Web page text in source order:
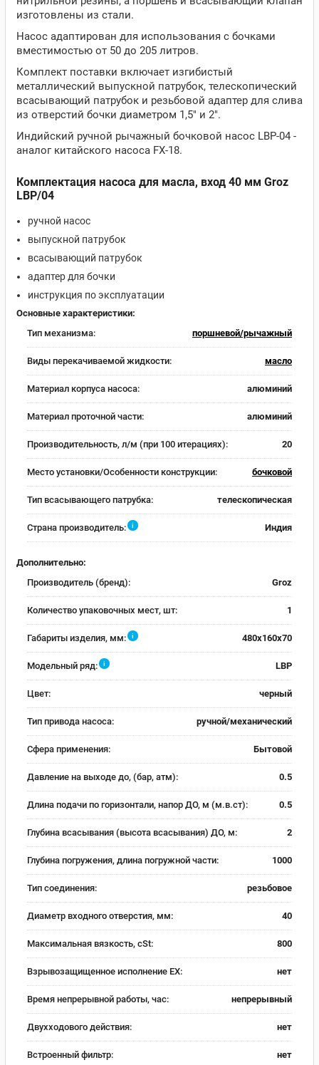
изготовлены из стали.
Насос адаптирован для использования с бочками
вместимостью от 50 до 205 литров.
Комплект поставки включает изгибистый
металлический выпускной патрубок, телескопический
всасывающий патрубок и резьбовой адаптер для слива
из отверстий бочки диаметром 1,5" и 2".
Индийский ручной рычажный бочковой насос LBP-04 -
аналог китайского насоса FX-18.
Комплектация насоса для масла, вход 40 мм Groz
LBP/04
ручной насос
выпускной патрубок
всасывающий патрубок
адаптер для бочки
инструкция по эксплуатации
Основные характеристики:
Тип механизма:
поршневой/рычажный
Виды перекачиваемой жидкости: масло
Материал корпуса насоса: алюминий
Материал проточной части: алюминий
Производительность, л/м (при 100 итерациях): 20
Место установки/Особенности конструкции: бочковой
Тип всасывающего патрубка: телескопическая
Страна производитель: i Индия
Дополнительно:
Производитель (бренд):
Groz
Количество упаковочных мест, шт: 1
Габариты изделия, мм: i 480х160х70
Модельный ряд: i LBP
Цвет: черный
Тип привода насоса: ручной/механический
Сфера применения: Бытовой
Давление на выходе до, (бар, атм): 0.5
Длина подачи по горизонтали, напор ДО, м (м.в.ст): 0.5
Глубина всасывания (высота всасывания) ДО, м: 2
Глубина погружения, длина погружной части: 1000
Тип соединения: резьбовое
Диаметр входного отверстия, мм: 40
Максимальная вязкость, cSt: 800
Взрывозащищенное исполнение EX: нет
Время непрерывной работы, час: непрерывный
Двухходового действия: нет
Встроенный фильтр: нет